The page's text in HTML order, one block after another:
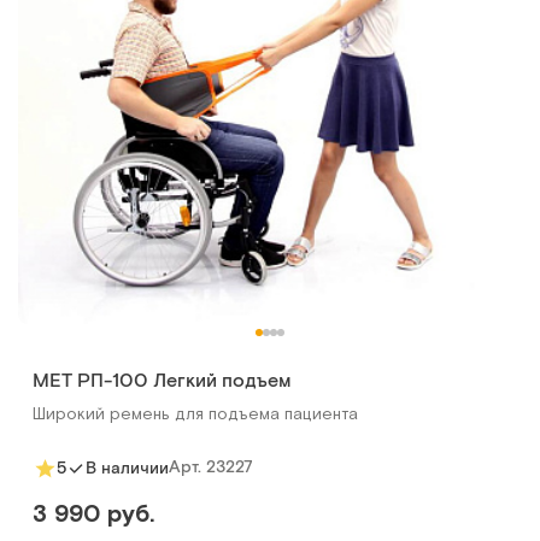
MET РП-100 Легкий подъем
Широкий ремень для подъема пациента
5 В наличииАрт. 23227
3 990 руб.